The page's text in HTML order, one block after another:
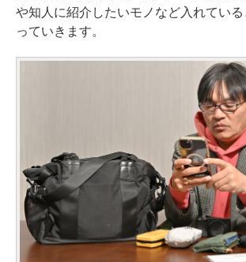
や知人に紹介したいモノなど入れてい
っていきます。